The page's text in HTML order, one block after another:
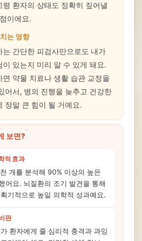
령 환자의 상태도 정확히 짚어낼
이에요.
는 영향
는 간단한 피검사만으로도 내가
이 있는지 미리 알 수 있게 돼요.
면 약물 치료나 생활 습관 교정을
어서, 병의 진행을 늦추고 건강한
정말 큰 힘이 될 거예요.
보면?
적 효과
개를 분석해 90% 이상의 높은
어요. 뇌질환의 조기 발견을 통해
기적으로 높일 의학적 성과예요.
판
환자에게 줄 심리적 충격과 과잉